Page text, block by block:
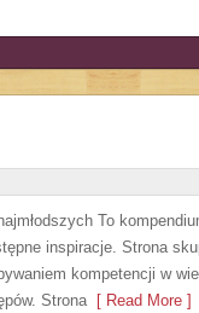
To
inspiracje. Strona
kompetencji w
Strona[ Read More ]